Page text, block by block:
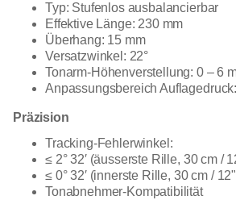
Typ: Stufenlos ausbalancierbar
Effektive Länge: 230 mm
Überhang: 15 mm
Versatzwinkel: 22°
Tonarm-Höhenverstellung: 0 – 6
Anpassungsbereich
Präzision
Tracking-Fehlerwinkel:
≤ 2° 32′ (äusserste Rille, 30 cm /
≤ 0° 32′ (innerste Rille, 30 cm /
Tonabnehmer-Kompatibilität